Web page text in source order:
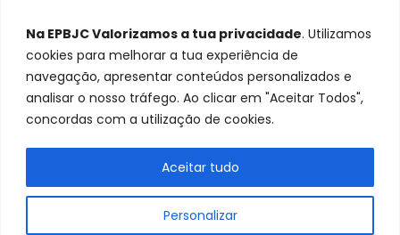
Na EPBJC Valorizamos a tua privacidade. Utilizamos
cookies para melhorar a tua experiência de
navegação, apresentar conteúdos personalizados e
analisar o nosso tráfego. Ao clicar em "Aceitar Todos",
concordas com a utilização de cookies.
Personalizar
Aceitar tudo
Política de ConfidencialidadeContactos